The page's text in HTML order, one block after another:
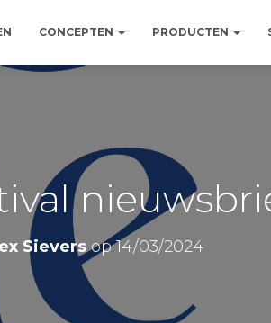
CONCEPTEN PRODUCTEN
Sieversop14/03/2024